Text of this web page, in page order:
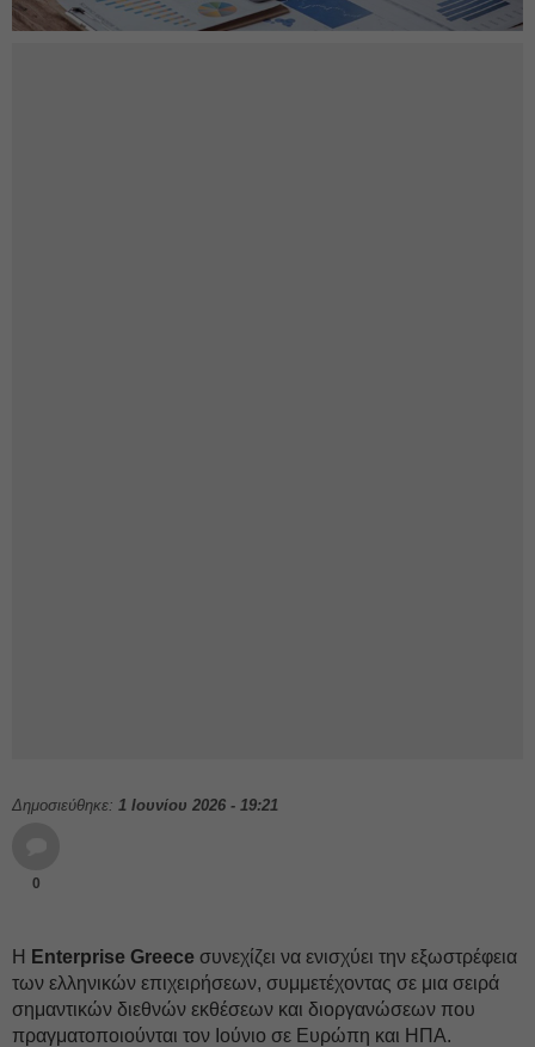
Δημοσιεύθηκε: 1 Ιουνίου 2026 - 19:21
0
Η Enterprise Greece συνεχίζει να ενισχύει την εξωστρέφεια
των ελληνικών επιχειρήσεων, συμμετέχοντας σε μια σειρά
σημαντικών διεθνών εκθέσεων και διοργανώσεων που
πραγματοποιούνται τον Ιούνιο σε Ευρώπη και ΗΠΑ.